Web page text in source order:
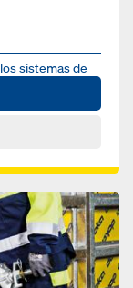
sistemas de